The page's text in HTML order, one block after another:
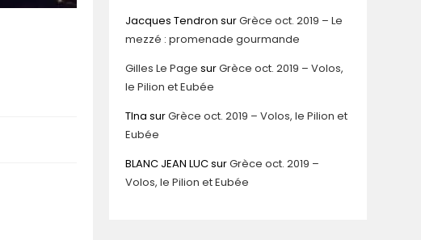
Jacques Tendron surGrèce oct. 2019 – Le
mezzé : promenade gourmande
Gilles Le Page surGrèce oct. 2019 – Volos,
le Pilion et Eubée
TIna surGrèce oct. 2019 – Volos, le Pilion et
Eubée
BLANC JEAN LUCsurGrèce oct. 2019 –
Volos, le Pilion et Eubée